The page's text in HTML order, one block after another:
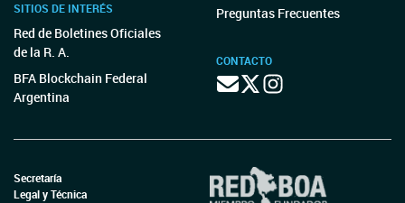
SITIOS DE INTERÉS
Red de Boletines Oficiales
de la R. A.
BFA Blockchain Federal
Argentina
Preguntas Frecuentes
CONTACTO
Secretaría
Legal y Técnica